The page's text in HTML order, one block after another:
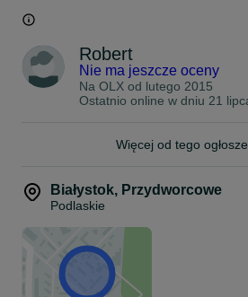
Robert
Nie ma jeszcze oceny
Na OLX od lutego 2015
Ostatnio online w dniu 21
Więcej od tego
Białystok, Przydworcowe
Podlaskie